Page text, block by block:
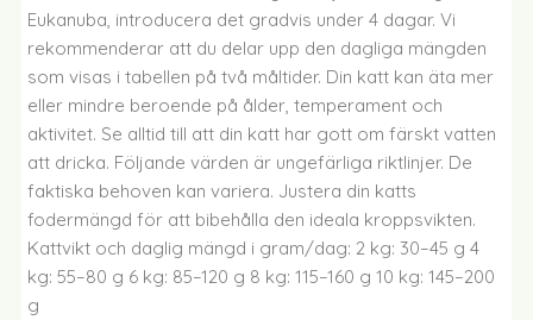
Eukanuba, introducera det gradvis under 4 dagar. Vi
rekommenderar att du delar upp den dagliga mängden
som visas i tabellen på två måltider. Din katt kan äta mer
eller mindre beroende på ålder, temperament och
aktivitet. Se alltid till att din katt har gott om färskt vatten
att dricka. Följande värden är ungefärliga riktlinjer. De
faktiska behoven kan variera. Justera din katts
fodermängd för att bibehålla den ideala kroppsvikten.
Kattvikt och daglig mängd i gram/dag: 2 kg: 30–45 g 4
kg: 55–80 g 6 kg: 85–120 g 8 kg: 115–160 g 10 kg: 145–200
g